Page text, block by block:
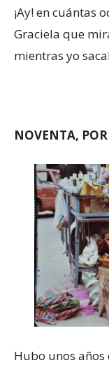
¡Ay! en cuántas
Graciela que
mientras yo
NOVENTA,
Hubo unos